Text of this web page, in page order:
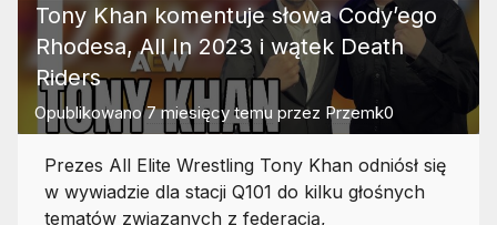
Tony Khan komentuje słowa Cody’ego
Rhodesa, All In 2023 i wątek Death
Riders
Opublikowano7 miesięcy temu przez Przemk0
Prezes All Elite Wrestling Tony Khan odniósł się
w wywiadzie dla stacji Q101 do kilku głośnych
tematów związanych z federacją,